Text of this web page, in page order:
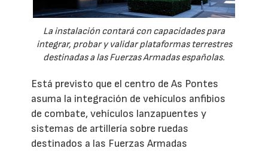
La instalación contará con capacidades para
integrar, probar y validar plataformas terrestres
destinadas a las Fuerzas Armadas españolas.
Está previsto que el centro de As Pontes
asuma la integración de vehículos anfibios
de combate, vehículos lanzapuentes y
sistemas de artillería sobre ruedas
destinados a las Fuerzas Armadas